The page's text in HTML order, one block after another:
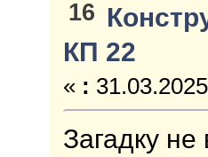
16
КП 22
« :
Загадку